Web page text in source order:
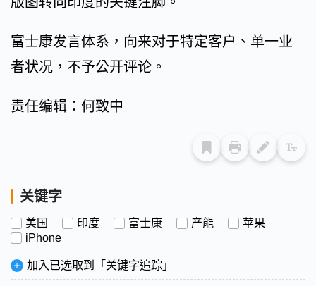
富士康发言体系，向来对于特定客户、单一业
者状况，不予公开评论。
责任编辑：何致中
关键字
美国 印度 富士康 产能
苹果
iPhone
加入已选取到「关键字追踪」